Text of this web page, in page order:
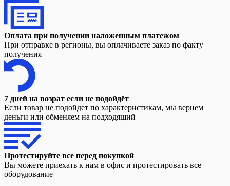
Оплата при получении наложенным платежом
При отправке в регионы, вы оплачиваете заказ по факту
получения
7 дней на возрат если не подойдёт
Если товар не подойдет по характеристикам, мы вернем
деньги или обменяем на подходящий
Протестируйте все перед покупкой
Вы можете приехать к нам в офис и протестировать все
оборудование